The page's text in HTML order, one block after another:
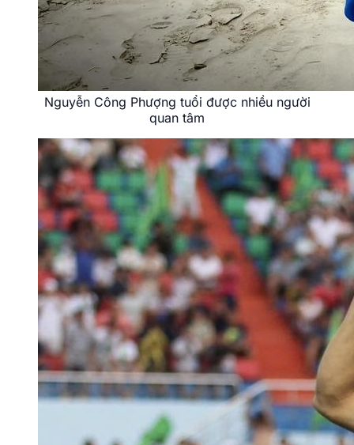
Nguyễn Công Phượng tuổi được nhiều người
quan tâm